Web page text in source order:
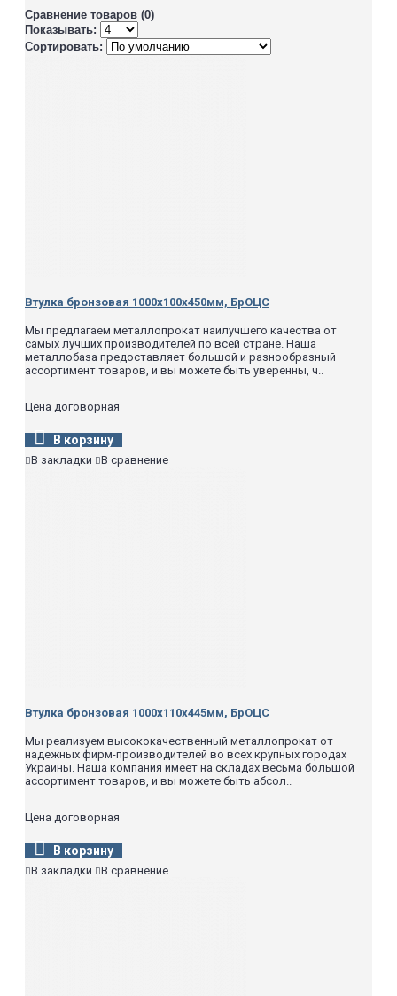
Сравнение товаров (0)
Показывать:
Сортировать:
Втулка бронзовая 1000х100х450мм, БрОЦС
Мы предлагаем металлопрокат наилучшего качества от
самых лучших производителей по всей стране. Наша
металлобаза предоставляет большой и разнообразный
ассортимент товаров, и вы можете быть уверенны, ч..
Цена договорная
В корзину
В закладки В сравнение
Втулка бронзовая 1000х110х445мм, БрОЦС
Мы реализуем высококачественный металлопрокат от
надежных фирм-производителей во всех крупных городах
Украины. Наша компания имеет на складах весьма большой
ассортимент товаров, и вы можете быть абсол..
Цена договорная
В корзину
В закладки В сравнение